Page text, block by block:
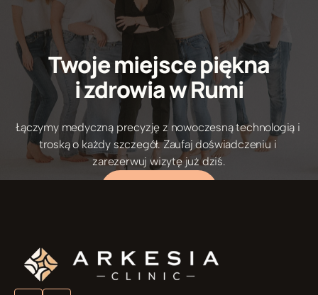
Twoje miejsce piękna
i zdrowia w Rumi
5/5 Opinie pacjentów
Łączymy medyczną precyzję z nowoczesną technologią i
troską o każdy szczegół. Zaufaj doświadczeniu i
zarezerwuj wizytę już dziś.